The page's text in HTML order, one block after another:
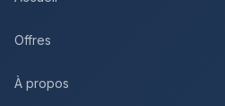
Offres
À propos